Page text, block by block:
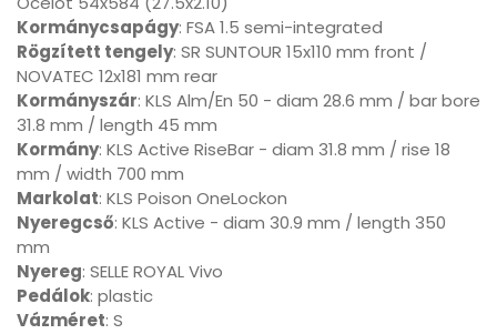
Kormánycsapágy: FSA 1.5 semi-integrated
Rögzített tengely: SR SUNTOUR 15x110 mm front /
NOVATEC 12x181 mm rear
Kormányszár: KLS Alm/En 50 - diam 28.6 mm / bar bore
31.8 mm / length 45 mm
Kormány: KLS Active RiseBar - diam 31.8 mm / rise 18
mm / width 700 mm
Markolat: KLS Poison OneLockon
Nyeregcső: KLS Active - diam 30.9 mm / length 350
mm
Nyereg: SELLE ROYAL Vivo
Pedálok: plastic
Vázméret: S